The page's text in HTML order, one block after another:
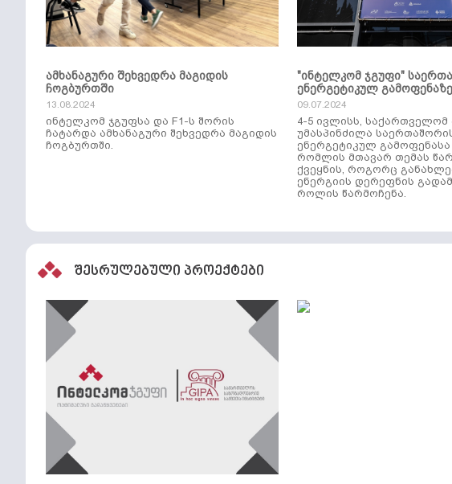
ამხანაგური შეხვედრა მაგიდის
ჩოგბურთში
13.08.2024
ინტელკომ ჯგუფსა და F1-ს შორის
ჩატარდა ამხანაგური შეხვედრა მაგიდის
ჩოგბურთში.
"ინტელკომ ჯგუფი"
ენერგეტიკულ გამოფენაზე
09.07.2024
4-5 ივლისს,
უმასპინძილა
ენერგეტიკულ
რომლის მთავარ თემას
ქვეყნის, როგორც
ენერგიის დერეფნის
როლის წარმოჩენა.
შესრულებული პროექტები